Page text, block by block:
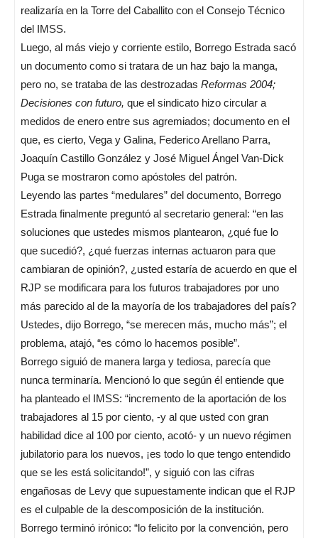
realizaría en la Torre del Caballito con el Consejo Técnico
del IMSS.
Luego, al más viejo y corriente estilo, Borrego Estrada sacó
un documento como si tratara de un haz bajo la manga,
pero no, se trataba de las destrozadas Reformas 2004;
Decisiones con futuro, que el sindicato hizo circular a
medidos de enero entre sus agremiados; documento en el
que, es cierto, Vega y Galina, Federico Arellano Parra,
Joaquín Castillo González y José Miguel Ángel Van-Dick
Puga se mostraron como apóstoles del patrón.
Leyendo las partes “medulares” del documento, Borrego
Estrada finalmente preguntó al secretario general: “en las
soluciones que ustedes mismos plantearon, ¿qué fue lo
que sucedió?, ¿qué fuerzas internas actuaron para que
cambiaran de opinión?, ¿usted estaría de acuerdo en que el
RJP se modificara para los futuros trabajadores por uno
más parecido al de la mayoría de los trabajadores del país?
Ustedes, dijo Borrego, “se merecen más, mucho más”; el
problema, atajó, “es cómo lo hacemos posible”.
Borrego siguió de manera larga y tediosa, parecía que
nunca terminaría. Mencionó lo que según él entiende que
ha planteado el IMSS: “incremento de la aportación de los
trabajadores al 15 por ciento, -y al que usted con gran
habilidad dice al 100 por ciento, acotó- y un nuevo régimen
jubilatorio para los nuevos, ¡es todo lo que tengo entendido
que se les está solicitando!”, y siguió con las cifras
engañosas de Levy que supuestamente indican que el RJP
es el culpable de la descomposición de la institución.
Borrego terminó irónico: “lo felicito por la convención, pero